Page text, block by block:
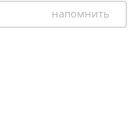
напомнить